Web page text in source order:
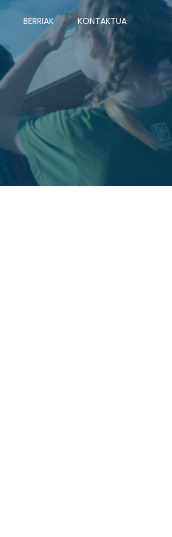
BERRIAK KONTAKTUA